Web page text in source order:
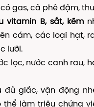
gas, cà phê đậm,
vitamin B, sắt, kẽm
cám, các loại hạt,
lưỡi.
lọc, nước canh rau,
giấc, vận động
thể làm triệu chứng